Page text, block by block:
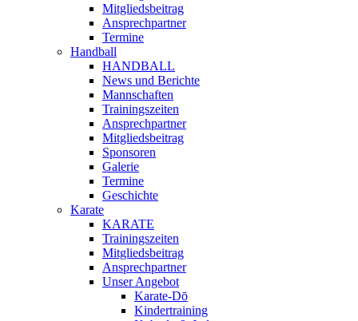
Mitgliedsbeitrag
Ansprechpartner
Termine
Handball
HANDBALL
News und Berichte
Mannschaften
Trainingszeiten
Ansprechpartner
Mitgliedsbeitrag
Sponsoren
Galerie
Termine
Geschichte
Karate
KARATE
Trainingszeiten
Mitgliedsbeitrag
Ansprechpartner
Unser Angebot
Karate-Dō
Kindertraining